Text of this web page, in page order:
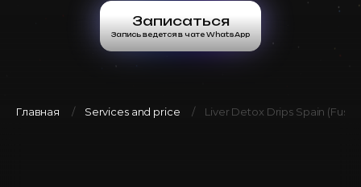
Записаться
Запись ведется в чате WhatsApp
Главная Services and price Liver Detox Drips Spain